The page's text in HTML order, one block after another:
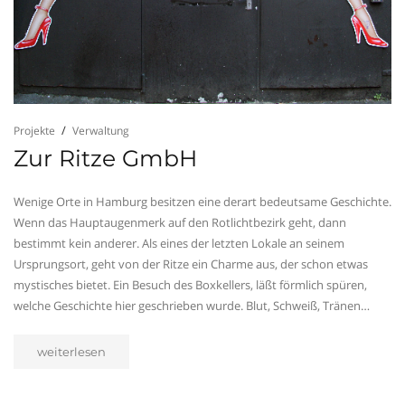
Projekte Verwaltung
Zur Ritze GmbH
Wenige Orte in Hamburg besitzen eine derart bedeutsame Geschichte.
Wenn das Hauptaugenmerk auf den Rotlichtbezirk geht, dann
bestimmt kein anderer. Als eines der letzten Lokale an seinem
Ursprungsort, geht von der Ritze ein Charme aus, der schon etwas
mystisches bietet. Ein Besuch des Boxkellers, läßt förmlich spüren,
welche Geschichte hier geschrieben wurde. Blut, Schweiß, Tränen…
weiterlesen